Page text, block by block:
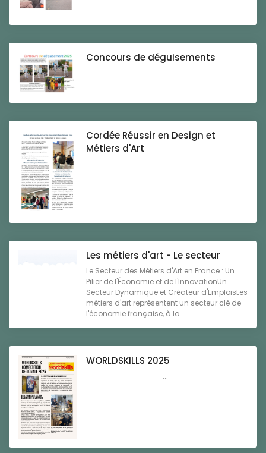
Concours de déguisements
...
Cordée Réussir en Design et
Métiers d'Art
...
Les métiers d'art - Le secteur
Le Secteur des Métiers d'Art en France : Un
Pilier de l'Économie et de l'InnovationUn
Secteur Dynamique et Créateur d'EmploisLes
métiers d'art représentent un secteur clé de
l'économie française, à la ...
WORLDSKILLS 2025
...